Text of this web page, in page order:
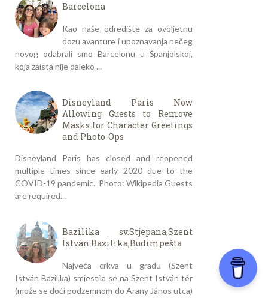
Barcelona
Kao naše odredište za ovoljetnu
dozu avanture i upoznavanja nečeg
novog odabrali smo Barcelonu u Španjolskoj,
koja zaista nije daleko ...
Disneyland Paris Now
Allowing Guests to Remove
Masks for Character Greetings
and Photo-Ops
Disneyland Paris has closed and reopened
multiple times since early 2020 due to the
COVID-19 pandemic. Photo: Wikipedia Guests
are required...
Bazilika sv.Stjepana,Szent
István Bazilika,Budimpešta
Najveća crkva u gradu (Szent
István Bazilika) smjestila se na Szent István tér
(može se doći podzemnom do Arany János utca)